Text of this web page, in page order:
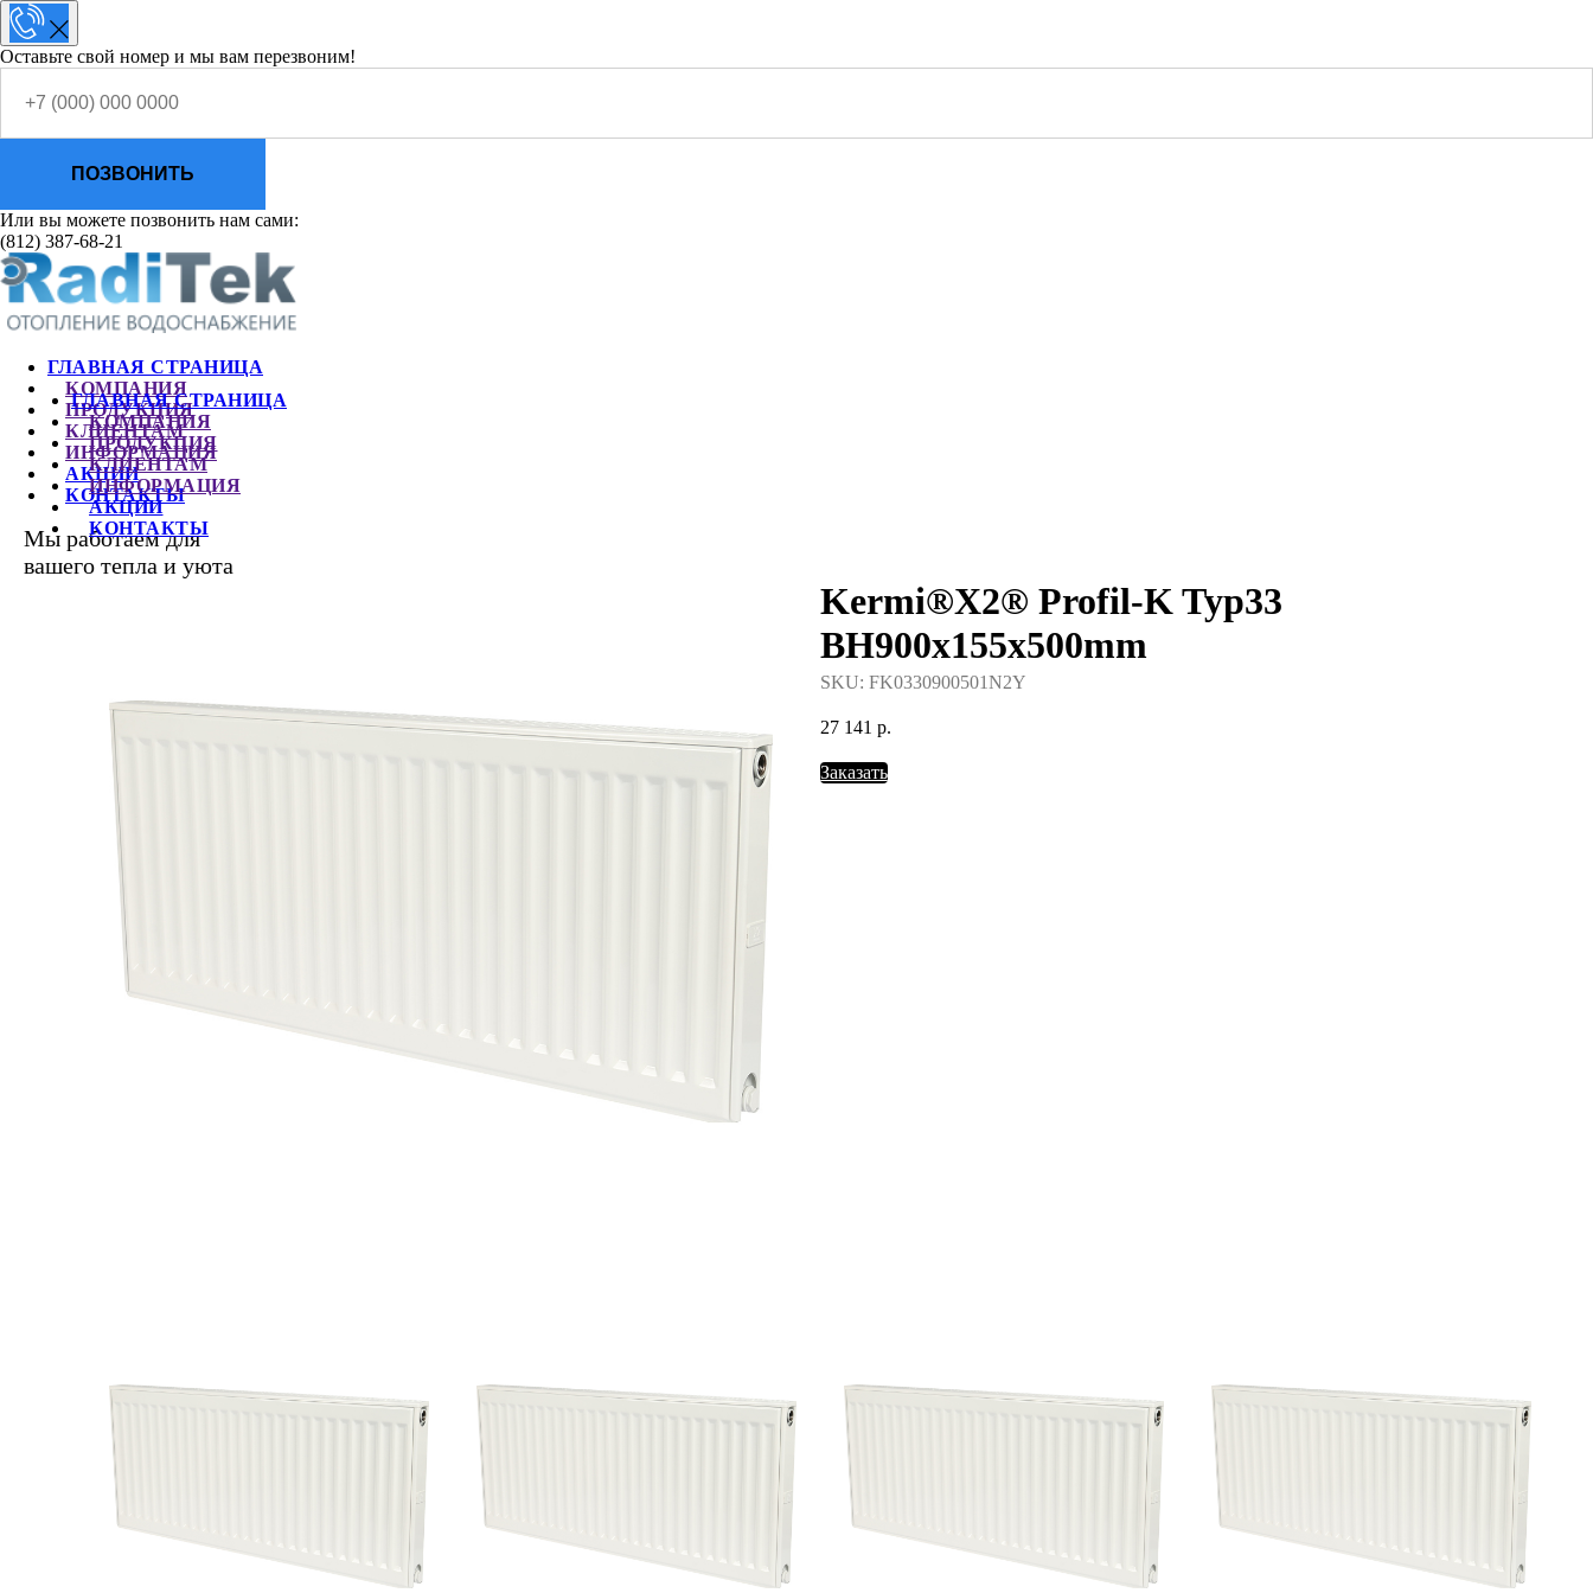
Оставьте свой номер и мы вам перезвоним!
ПОЗВОНИТЬ
Или вы можете позвонить нам сами:
(812) 387-68-21
ГЛАВНАЯ СТРАНИЦА
КОМПАНИЯ
ПРОДУКЦИЯ
КЛИЕНТАМ
ИНФОРМАЦИЯ
АКЦИИ
КОНТАКТЫ
Мы работаем для
вашего тепла и уюта
ГЛАВНАЯ СТРАНИЦА
КОМПАНИЯ
ПРОДУКЦИЯ
КЛИЕНТАМ
ИНФОРМАЦИЯ
АКЦИИ
КОНТАКТЫ
Kermi®X2® Profil-K Typ33
BH900x155x500mm
SKU: FK0330900501N2Y
27 141 р.
Заказать